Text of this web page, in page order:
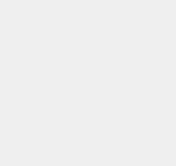
(BIST 30 Aralık Vade)